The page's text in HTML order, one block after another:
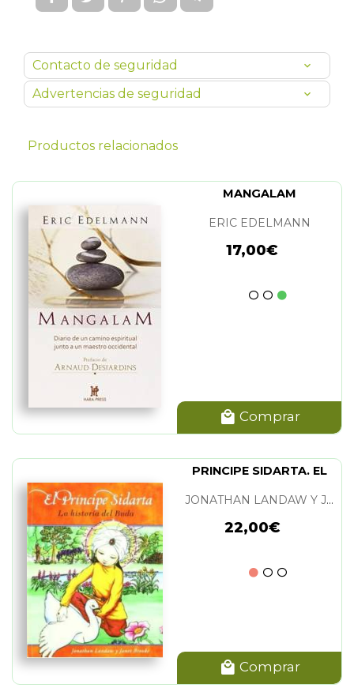
Contacto de seguridad
Advertencias de seguridad
Productos relacionados
MANGALAM
ERIC EDELMANN
17,00€
Comprar
PRINCIPE SIDARTA. EL
JONATHAN LANDAW Y JANET BROOKE
22,00€
Comprar